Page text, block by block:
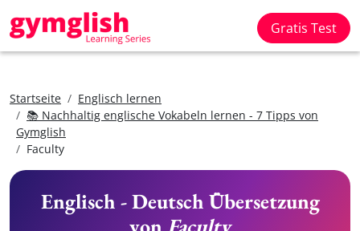
Gratis Test
Startseite
Englisch lernen
📚 Nachhaltig englische Vokabeln lernen - 7 Tipps von
Gymglish
Faculty
Englisch - Deutsch Übersetzung